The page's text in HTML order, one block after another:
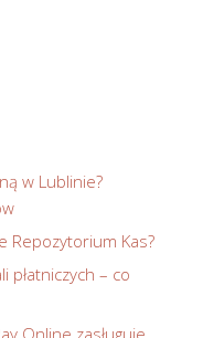
w Lublinie?
Repozytorium Kas?
płatniczych – co